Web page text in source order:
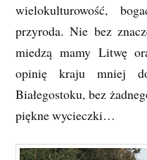
wielokulturowość,
przyroda. Nie bez
miedzą mamy Litwę
opinię kraju mniej
Białegostoku, bez
piękne wycieczki…